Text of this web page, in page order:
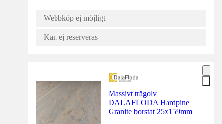
Webbköp ej möjligt
Kan ej reserveras
Massivt trägolv
DALAFLODA Hardpine
Granite borstat 25x159mm